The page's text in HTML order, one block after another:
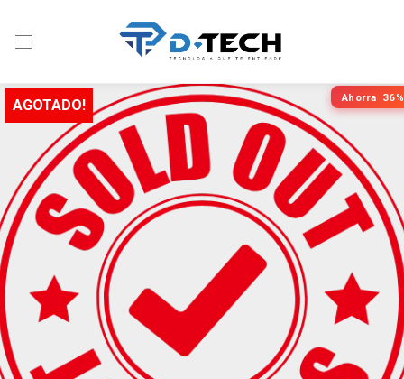
Ahorra 36%
AGOTADO!